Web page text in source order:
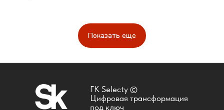
Показать еще
ГК Selecty ©
Цифровая трансформация
под ключ